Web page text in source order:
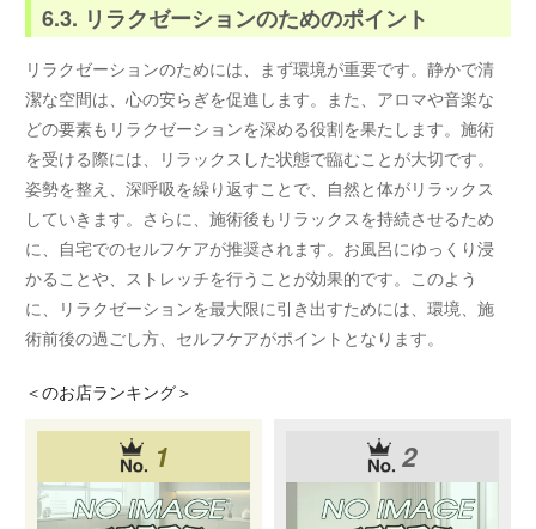
6.3. リラクゼーションのためのポイント
リラクゼーションのためには、まず環境が重要です。静かで清
潔な空間は、心の安らぎを促進します。また、アロマや音楽な
どの要素もリラクゼーションを深める役割を果たします。施術
を受ける際には、リラックスした状態で臨むことが大切です。
姿勢を整え、深呼吸を繰り返すことで、自然と体がリラックス
していきます。さらに、施術後もリラックスを持続させるため
に、自宅でのセルフケアが推奨されます。お風呂にゆっくり浸
かることや、ストレッチを行うことが効果的です。このよう
に、リラクゼーションを最大限に引き出すためには、環境、施
術前後の過ごし方、セルフケアがポイントとなります。
＜のお店ランキング＞
1 2